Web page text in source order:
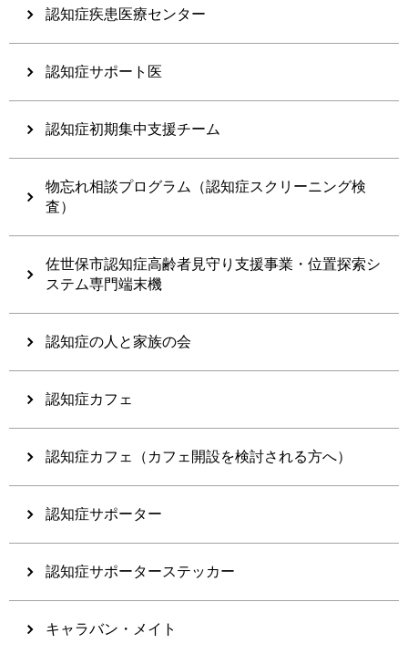
認知症疾患医療センター
認知症サポート医
認知症初期集中支援チーム
物忘れ相談プログラム（認知症スクリーニング検
査）
佐世保市認知症高齢者見守り支援事業・位置探索シ
ステム専門端末機
認知症の人と家族の会
認知症カフェ
認知症カフェ（カフェ開設を検討される方へ）
認知症サポーター
認知症サポーターステッカー
キャラバン・メイト